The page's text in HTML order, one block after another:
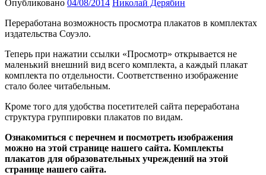
Опубликовано 04/08/2014 Николай Дерябин
Переработана возможность просмотра плакатов в комплектах
издательства Соуэло.
Теперь при нажатии ссылки «Просмотр» открывается не
маленький внешний вид всего комплекта, а каждый плакат
комплекта по отдельности. Соответственно изображение
стало более читабельным.
Кроме того для удобства посетителей сайта переработана
структура группировки плакатов по видам.
Ознакомиться с перечнем и посмотреть изображения
можно на этой странице нашего сайта. Комплекты
плакатов для образовательных учреждений на этой
странице нашего сайта.